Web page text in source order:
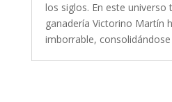
los siglos. En este universo
ganadería Victorino Martín
imborrable,